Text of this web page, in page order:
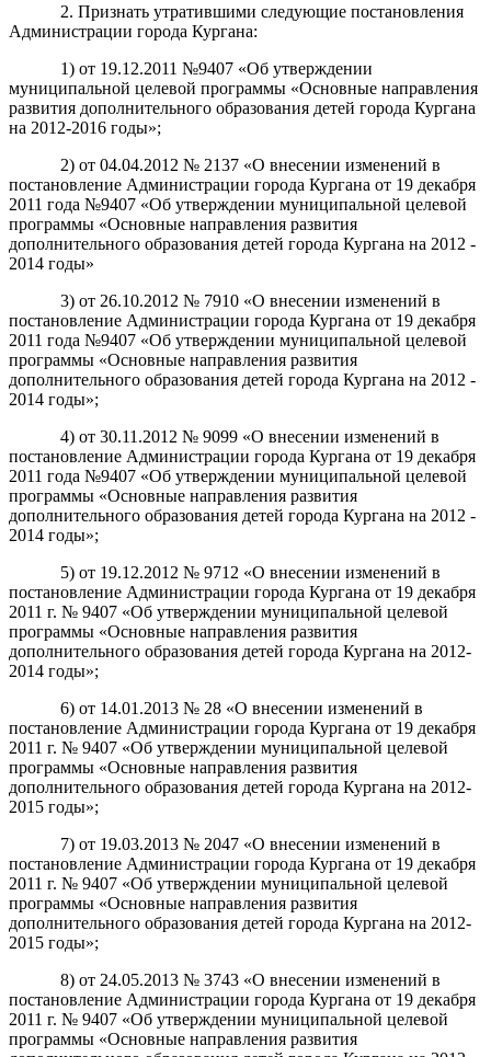
2. Признать утратившими следующие постановления
Администрации города Кургана:
1) от 19.12.2011 №9407 «Об утверждении
муниципальной целевой программы «Основные направления
развития дополнительного образования детей города Кургана
на 2012-2016 годы»;
2) от 04.04.2012 № 2137 «О внесении изменений в
постановление Администрации города Кургана от 19 декабря
2011 года №9407 «Об утверждении муниципальной целевой
программы «Основные направления развития
дополнительного образования детей города Кургана на 2012 -
2014 годы»
3) от 26.10.2012 № 7910 «О внесении изменений в
постановление Администрации города Кургана от 19 декабря
2011 года №9407 «Об утверждении муниципальной целевой
программы «Основные направления развития
дополнительного образования детей города Кургана на 2012 -
2014 годы»;
4) от 30.11.2012 № 9099 «О внесении изменений в
постановление Администрации города Кургана от 19 декабря
2011 года №9407 «Об утверждении муниципальной целевой
программы «Основные направления развития
дополнительного образования детей города Кургана на 2012 -
2014 годы»;
5) от 19.12.2012 № 9712 «О внесении изменений в
постановление Администрации города Кургана от 19 декабря
2011 г. № 9407 «Об утверждении муниципальной целевой
программы «Основные направления развития
дополнительного образования детей города Кургана на 2012-
2014 годы»;
6) от 14.01.2013 № 28 «О внесении изменений в
постановление Администрации города Кургана от 19 декабря
2011 г. № 9407 «Об утверждении муниципальной целевой
программы «Основные направления развития
дополнительного образования детей города Кургана на 2012-
2015 годы»;
7) от 19.03.2013 № 2047 «О внесении изменений в
постановление Администрации города Кургана от 19 декабря
2011 г. № 9407 «Об утверждении муниципальной целевой
программы «Основные направления развития
дополнительного образования детей города Кургана на 2012-
2015 годы»;
8) от 24.05.2013 № 3743 «О внесении изменений в
постановление Администрации города Кургана от 19 декабря
2011 г. № 9407 «Об утверждении муниципальной целевой
программы «Основные направления развития